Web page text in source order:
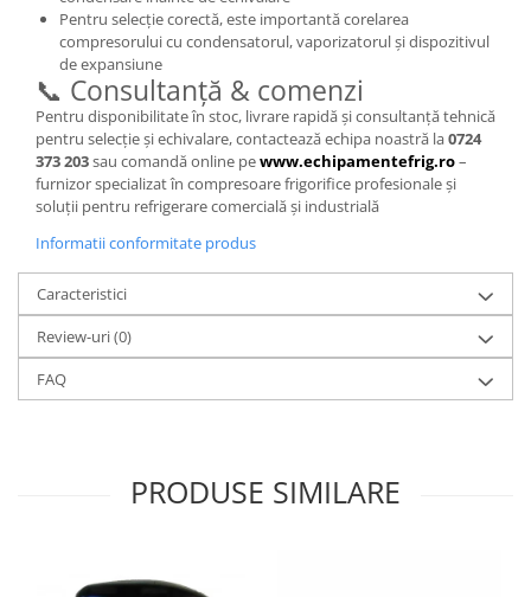
Pentru selecție corectă, este importantă corelarea
compresorului cu condensatorul, vaporizatorul și dispozitivul
de expansiune
📞 Consultanță & comenzi
Pentru disponibilitate în stoc, livrare rapidă și consultanță tehnică
pentru selecție și echivalare, contactează echipa noastră la0724
373 203sau comandă online pewww.echipamentefrig.ro–
furnizor specializat în compresoare frigorifice profesionale și
soluții pentru refrigerare comercială și industrială
Informatii conformitate produs
Caracteristici
Review-uri(0)
FAQ
PRODUSE SIMILARE